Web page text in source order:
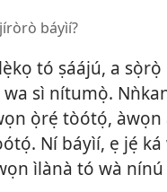
báyìí?
tó ṣáájú, a
sì nítumọ̀.
ọ̀rẹ́ tòótọ́,
Ní báyìí, ẹ jẹ́
ìlànà tó wà nínú